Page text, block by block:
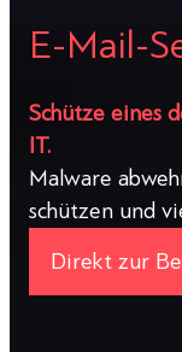
E-Mail-
Schütze eines
IT.
Malware
schützen und
Direkt zur